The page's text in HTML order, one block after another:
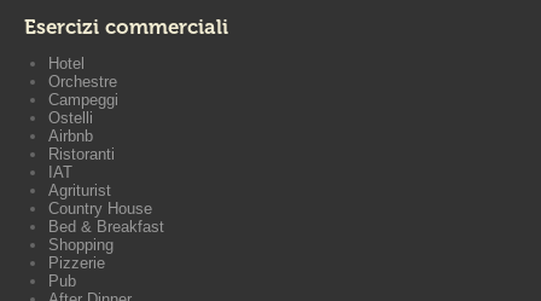
Esercizi commerciali
Hotel
Orchestre
Campeggi
Ostelli
Airbnb
Ristoranti
IAT
Agriturist
Country House
Bed & Breakfast
Shopping
Pizzerie
Pub